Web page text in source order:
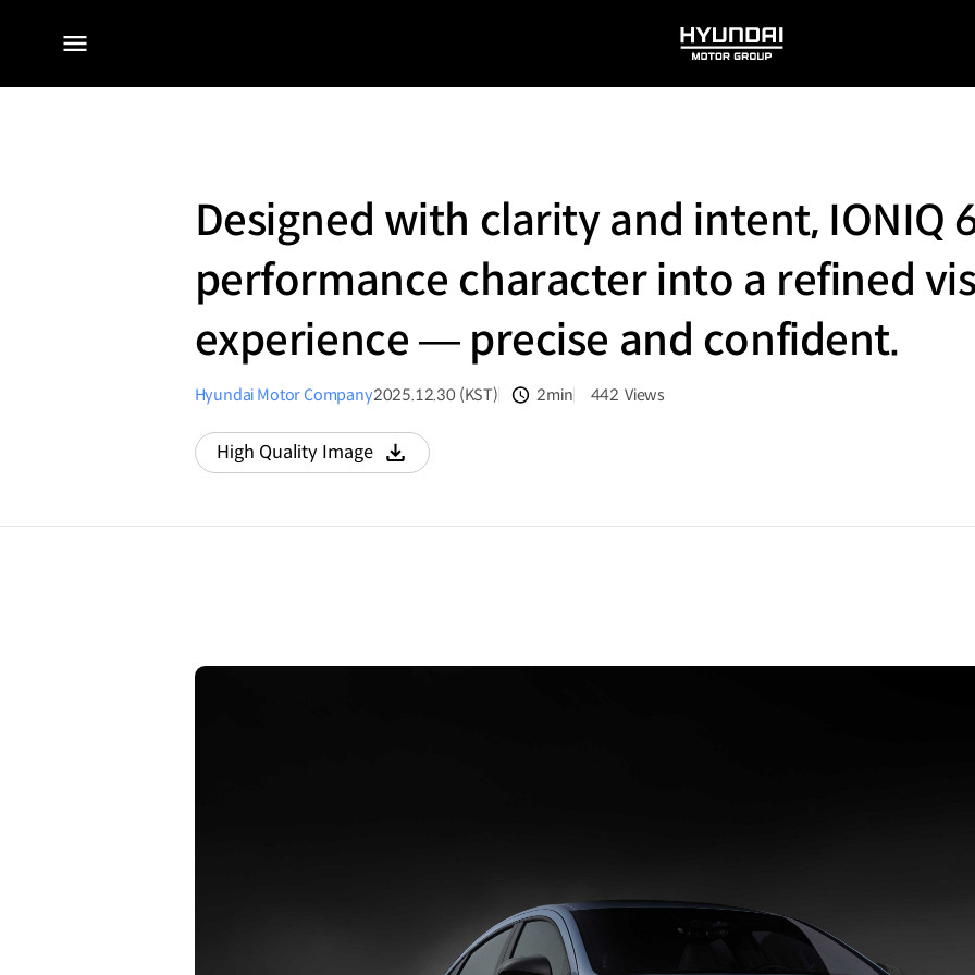
전체
HYUNDAI
MOTOR
Designed with clarity and intent, IONIQ
performance character into a refined
experience — precise and confident.
Hyundai Motor Company2025.12.30 (KST) 2min 442 Views
High Quality Image
다운로드